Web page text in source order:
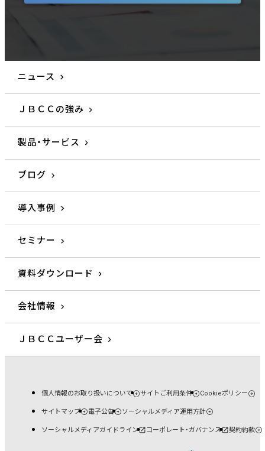
ニュース
ＪＢＣＣの強み
製品・サービス
ブログ
導入事例
セミナー
資料ダウンロード
会社情報
ＪＢＣＣユーザー会
個人情報のお取り扱いについて サイトご利用条件 Cookieポリシー
サイトマップ 電子公告 ソーシャルメディア運用方針
ソーシャルメディアガイドライン コーポレート・ガバナンス 契約約款